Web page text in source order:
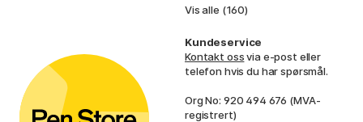
Vis alle (160)
Kundeservice
Kontakt ossvia e-post eller
telefon hvis du har spørsmål.
Org No: 920 494 676 (MVA-
registrert)